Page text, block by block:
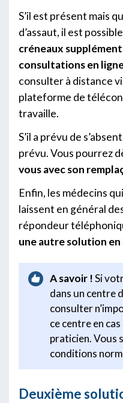
S’il est présent mais
d’assaut, il est
créneaux
consultations en
consulter à distance
plateforme de
travaille.
S’il a prévu de
prévu. Vous pourrez
vous avec son
Enfin, les médecins
laissent en général
répondeur
une autre solution en
A savoir !Si
dans un centre
consulter
ce centre en
praticien. Vous
conditions
Deuxième